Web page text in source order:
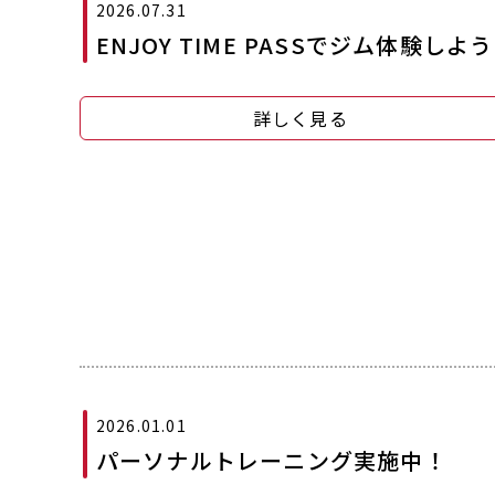
2026.07.31
ENJOY TIME PASSでジム体験しよ
詳しく見る
2026.01.01
パーソナルトレーニング実施中！